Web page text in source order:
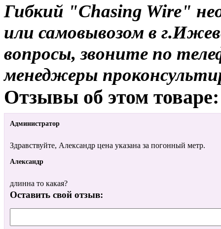
Гибкий "Chasing Wire"
или самовывозом в
вопросы, звоните по
менеджеры
Отзывы об этом товаре:
Администратор
Здравствуйте, Александр цена указана за погонный метр.
Александр
длинна то какая?
Оставить свой отзыв: